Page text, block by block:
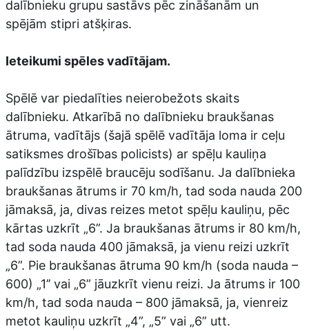
dalībnieku grupu sastāvs pēc zināšanām un
spējām stipri atšķiras.
Ieteikumi spēles vadītājam.
Spēlē var piedalīties neierobežots skaits
dalībnieku. Atkarībā no dalībnieku braukšanas
ātruma, vadītājs (šajā spēlē vadītāja loma ir ceļu
satiksmes drošības policists) ar spēļu kauliņa
palīdzību izspēlē braucēju sodīšanu. Ja dalībnieka
braukšanas ātrums ir 70 km/h, tad soda nauda 200
jāmaksā, ja, divas reizes metot spēļu kauliņu, pēc
kārtas uzkrīt „6”. Ja braukšanas ātrums ir 80 km/h,
tad soda nauda 400 jāmaksā, ja vienu reizi uzkrīt
„6”. Pie braukšanas ātruma 90 km/h (soda nauda –
600) „1’’ vai „6” jāuzkrīt vienu reizi. Ja ātrums ir 100
km/h, tad soda nauda – 800 jāmaksā, ja, vienreiz
metot kauliņu uzkrīt „4”, „5” vai „6” utt.